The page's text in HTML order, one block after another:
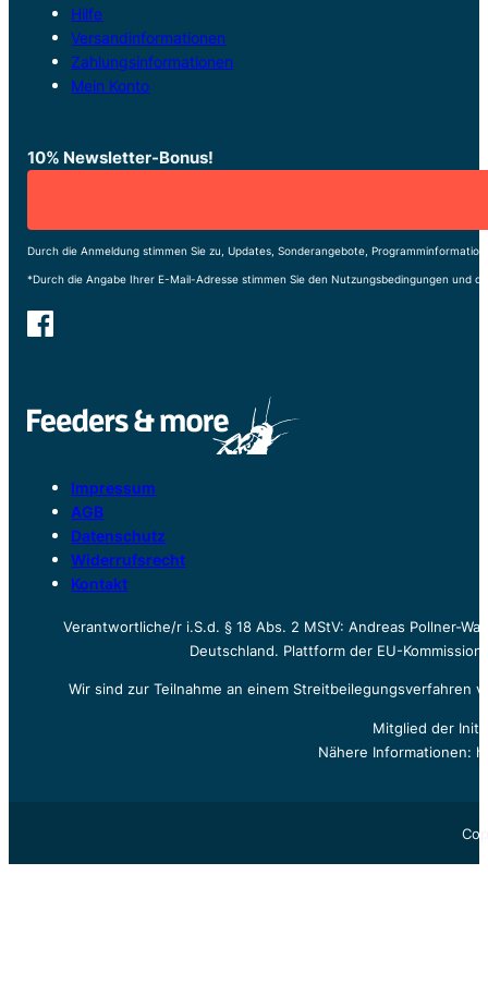
Hilfe
Versandinformationen
Zahlungsinformationen
Mein Konto
10% Newsletter-Bonus!
Durch die Anmeldung stimmen Sie zu, Updates, Sonderangebote,
*Durch die Angabe Ihrer E-Mail-Adresse stimmen Sie den Nutzungsbedingungen und
Impressum
AGB
Datenschutz
Widerrufsrecht
Kontakt
Verantwortliche/r i.S.d. § 18 Abs. 2 MStV: Andreas Pollner-
Deutschland. Plattform der EU-
Wir sind zur Teilnahme an einem
Mitglied der
Nähere Informationen: